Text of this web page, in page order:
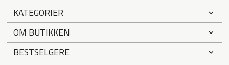
KATEGORIER
OM BUTIKKEN
BESTSELGERE